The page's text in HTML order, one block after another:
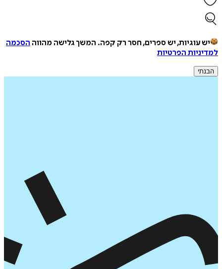
יש עוגיות, יש ספרים, חסר רק קפה. המשך גלישה מהווה הסכמה
למדיניות הפרטיות
הבנתי